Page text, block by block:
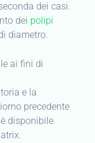
dei casi.
dei polipi
diametro.
ai fini di
e la
precedente
disponibile